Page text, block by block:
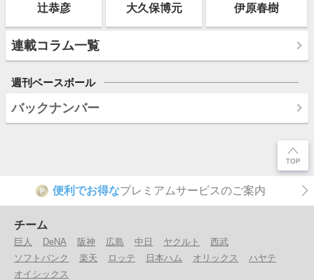
辻恭彦 大久保博元 伊原春樹
連載コラム一覧
週刊ベースボール
バックナンバー
P 便利でお得なプレミアムサービスのご案内
チーム
巨人 DeNA 阪神 広島 中日 ヤクルト
西武
ソフトバンク
楽天 ロッテ 日本ハム オリックス
ハヤテ
オイシックス